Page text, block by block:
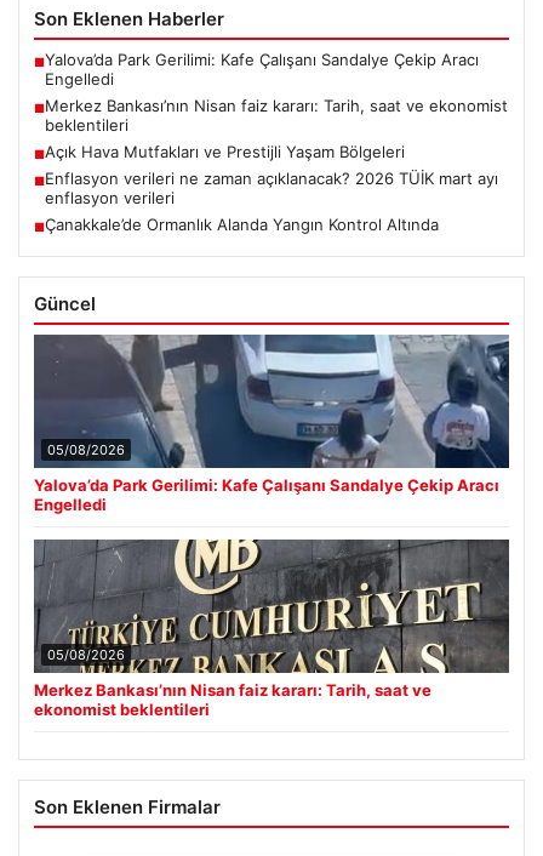
Son Eklenen Haberler
■Yalova’da Park Gerilimi: Kafe Çalışanı Sandalye Çekip Aracı
Engelledi
■Merkez Bankası’nın Nisan faiz kararı: Tarih, saat ve ekonomist
beklentileri
■Açık Hava Mutfakları ve Prestijli Yaşam Bölgeleri
■Enflasyon verileri ne zaman açıklanacak? 2026 TÜİK mart ayı
enflasyon verileri
■Çanakkale’de Ormanlık Alanda Yangın Kontrol Altında
Güncel
05/08/2026
Yalova’da Park Gerilimi: Kafe Çalışanı Sandalye Çekip Aracı
Engelledi
05/08/2026
Merkez Bankası’nın Nisan faiz kararı: Tarih, saat ve
ekonomist beklentileri
Son Eklenen Firmalar